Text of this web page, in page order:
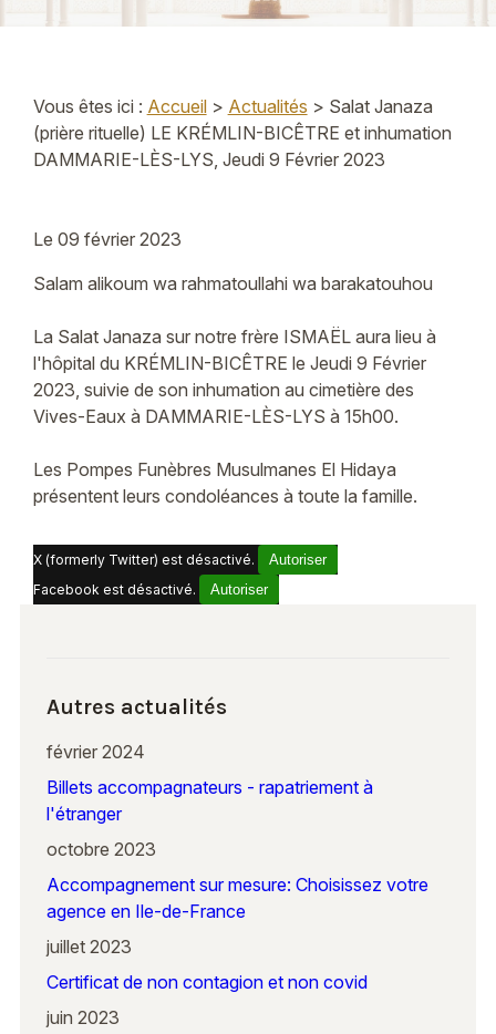
Vous êtes ici : Accueil> Actualités > Salat Janaza
(prière rituelle) LE KRÉMLIN-BICÊTRE et inhumation
DAMMARIE-LÈS-LYS, Jeudi 9 Février 2023
Le 09 février 2023
Salam alikoum wa rahmatoullahi wa barakatouhou
La Salat Janaza sur notre frère ISMAËL aura lieu à
l'hôpital du KRÉMLIN-BICÊTRE le Jeudi 9 Février
2023, suivie de son inhumation au cimetière des
Vives-Eaux à DAMMARIE-LÈS-LYS à 15h00.
Les Pompes Funèbres Musulmanes El Hidaya
présentent leurs condoléances à toute la famille.
X (formerly Twitter) est désactivé.
Autoriser
Facebook est désactivé.
Autoriser
Autres actualités
février 2024
Billets accompagnateurs - rapatriement à
l'étranger
octobre 2023
Accompagnement sur mesure: Choisissez votre
agence en Ile-de-France
juillet 2023
Certificat de non contagion et non covid
juin 2023